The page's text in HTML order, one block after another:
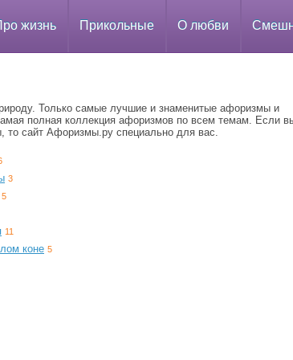
жизнь Прикольные О любви
Только самые лучшие и знаменитые афоризмы и
полная коллекция афоризмов по всем темам. Если
то сайт Афоризмы.ру специально для вас.
3
5
11
коне 5